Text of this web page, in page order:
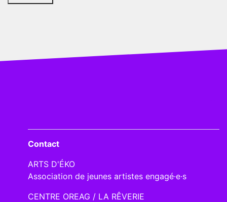
Contact
ARTS D'ÉKO
Association de jeunes artistes engagé·e·s
CENTRE OREAG / LA RÊVERIE